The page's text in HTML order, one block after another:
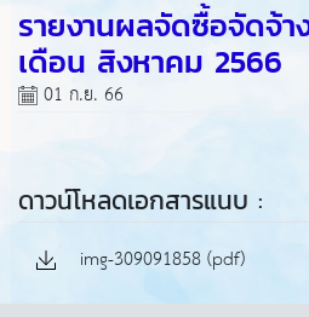
รายงานผลจัดซื้อจัดจ้า
เดือน สิงหาคม 2566
01 ก.ย. 66
ดาวน์โหลดเอกสารแนบ :
img-309091858 (pdf)